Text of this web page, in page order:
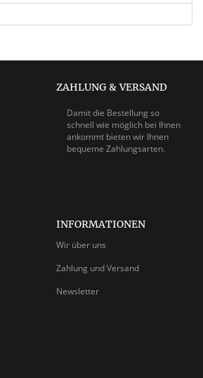
ZAHLUNG & VERSAND
Damit die Bestellung so
schnell wie möglich bei Ihnen
ankommt bieten wir Ihnen
bequeme Zahlungsarten.
INFORMATIONEN
Wir über uns
Zahlung und Versand
Newsletter